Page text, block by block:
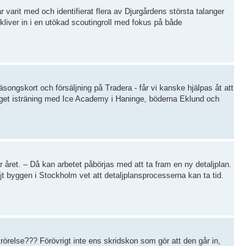
med och identifierat flera av Djurgårdens största talanger
in i en utökad scoutingroll med fokus på både
och försäljning på Tradera - får vi kanske hjälpas åt att
isträning med Ice Academy i Haninge, böderna Eklund och
– Då kan arbetet påbörjas med att ta fram en ny detaljplan.
byggen i Stockholm vet att detaljplansprocesserna kan ta tid.
Förövrigt inte ens skridskon som gör att den går in,